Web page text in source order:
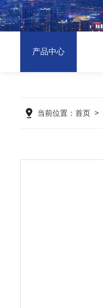
产品中心
当前位置：首页 >